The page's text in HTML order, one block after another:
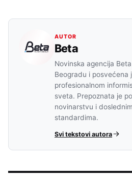
AUTOR
Beta
Novinska agencija
Beogradu i posvećena
profesionalnom
sveta. Prepoznata je
novinarstvu i
standardima.
Svi tekstovi autora